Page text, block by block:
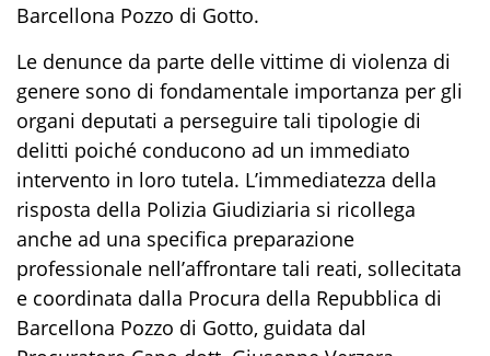
Barcellona Pozzo di Gotto.
Le denunce da parte delle vittime di violenza di
genere sono di fondamentale importanza per gli
organi deputati a perseguire tali tipologie di
delitti poiché conducono ad un immediato
intervento in loro tutela. L’immediatezza della
risposta della Polizia Giudiziaria si ricollega
anche ad una specifica preparazione
professionale nell’affrontare tali reati, sollecitata
e coordinata dalla Procura della Repubblica di
Barcellona Pozzo di Gotto, guidata dal